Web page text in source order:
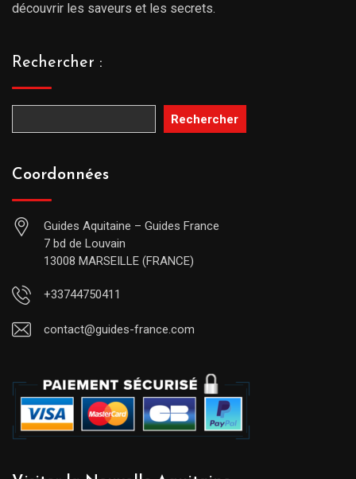
découvrir les saveurs et les secrets.
Rechercher :
Rechercher
Coordonnées
Guides Aquitaine – Guides France
7 bd de Louvain
13008 MARSEILLE (FRANCE)
+33744750411
contact@guides-france.com